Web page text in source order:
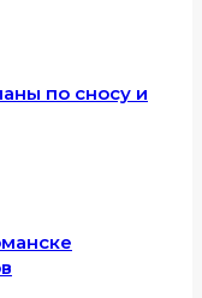
по сносу и